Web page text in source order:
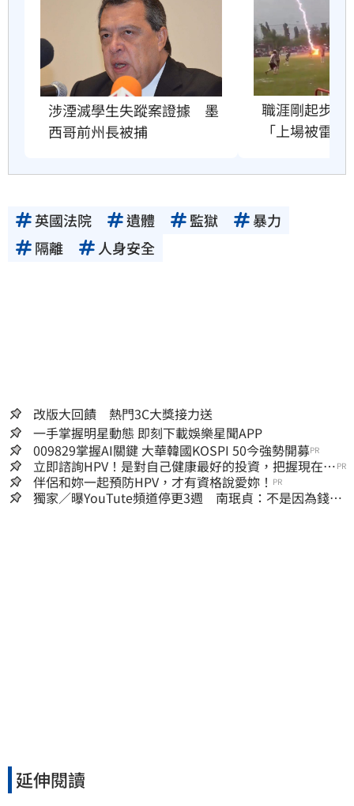
涉湮滅學生失蹤案證據　墨
西哥前州長被捕
職涯剛起步　
「上場被雷劈
英國法院 遺體 監獄
暴力
隔離
人身安全
改版大回饋 熱門3C大獎接力送
一手掌握明星動態 即刻下載娛樂星聞APP
009829掌握AI關鍵 大華韓國KOSPI 50今強勢開募PR
立即諮詢HPV！是對自己健康最好的投資，把握現在不
嫌晚！
PR
伴侶和妳一起預防HPV，才有資格說愛妳！ PR
獨家／曝YouTute頻道停更3週 南珉貞：不是因為錢！
延伸閱讀